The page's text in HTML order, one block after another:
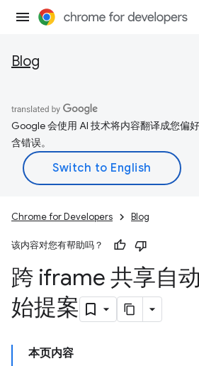
Blog
Google 会使用 AI 技术将内容翻译成您偏
含错误。
Chrome for Developers Blog
该内容对您有帮助吗？
跨 iframe 共享自
始提案
本页内容